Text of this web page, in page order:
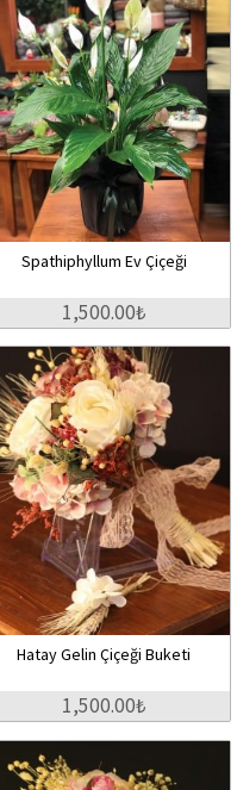
Spathiphyllum Ev Çiçeği
1,500.00₺
Hatay Gelin Çiçeği Buketi
1,500.00₺